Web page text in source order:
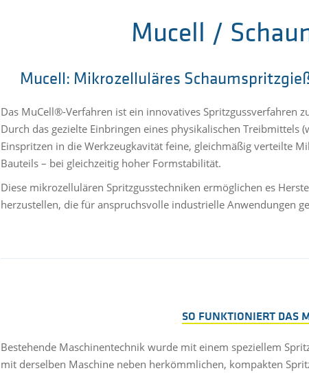
Mucell /
Mucell: Mikrozelluläres
Das MuCell®-Verfahren ist ein innovatives Spritzgussverfahren
Durch das gezielte Einbringen eines physikalischen Treibmittels
Einspritzen in die Werkzeugkavität feine, gleichmäßig verteilte
Bauteils – bei gleichzeitig hoher Formstabilität.
Diese mikrozellulären Spritzgusstechniken ermöglichen es
herzustellen, die für anspruchsvolle industrielle Anwendungen
SO FUNKTIONIERT DAS
Bestehende Maschinentechnik wurde mit einem speziellem
mit derselben Maschine neben herkömmlichen, kompakten